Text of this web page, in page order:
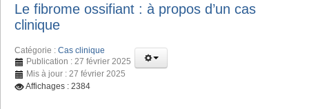
Le fibrome ossifiant : à propos d’un cas
clinique
Catégorie : Cas clinique
Publication : 27 février 2025
Mis à jour : 27 février 2025
Affichages : 2384